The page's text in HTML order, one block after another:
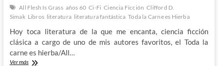
All Flesh Is Grass años 60 Ci-Fi Ciencia Ficción Clifford D.
Simak Libros literatura literatura fantástica Toda la Carne es Hierba
Hoy toca literatura de la que me encanta, ciencia ficción
clásica a cargo de uno de mis autores favoritos, el Toda la
carne es hierba/All…
Ver másEl